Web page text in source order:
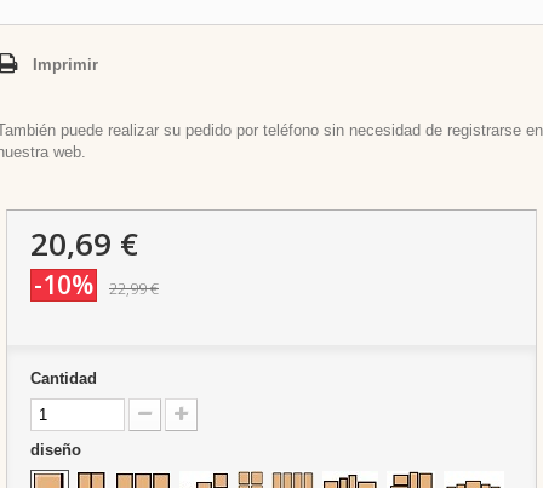
Imprimir
puede realizar su pedido por teléfono sin necesidad de registrarse en
web.
20,69 €
-10% 22,99 €
Cantidad
diseño